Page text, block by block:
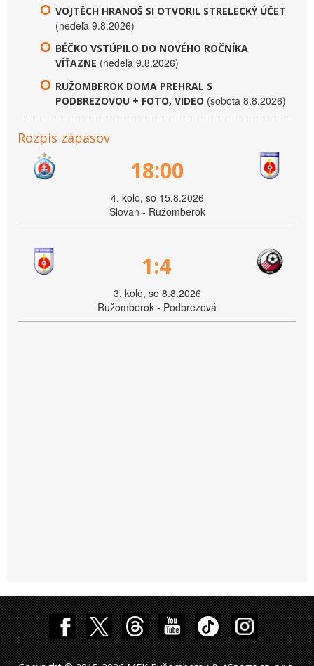
VOJTĚCH HRANOŠ SI OTVORIL STRELECKÝ ÚČET
(nedeľa 9.8.2026)
BÉČKO VSTÚPILO DO NOVÉHO ROČNÍKA
VÍŤAZNE (nedeľa 9.8.2026)
RUŽOMBEROK DOMA PREHRAL S
PODBREZOVOU + FOTO, VIDEO (sobota 8.8.2026)
Rozpis zápasov
18:00
4. kolo, so 15.8.2026
Slovan - Ružomberok
1:4
3. kolo, so 8.8.2026
Ružomberok - Podbrezová